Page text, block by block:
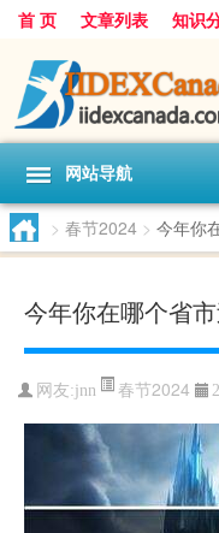
首 页 文章列表 知识
网站导航
> 春节2024 > 今年你
今年你在哪个省
网友:jnn 春节2024